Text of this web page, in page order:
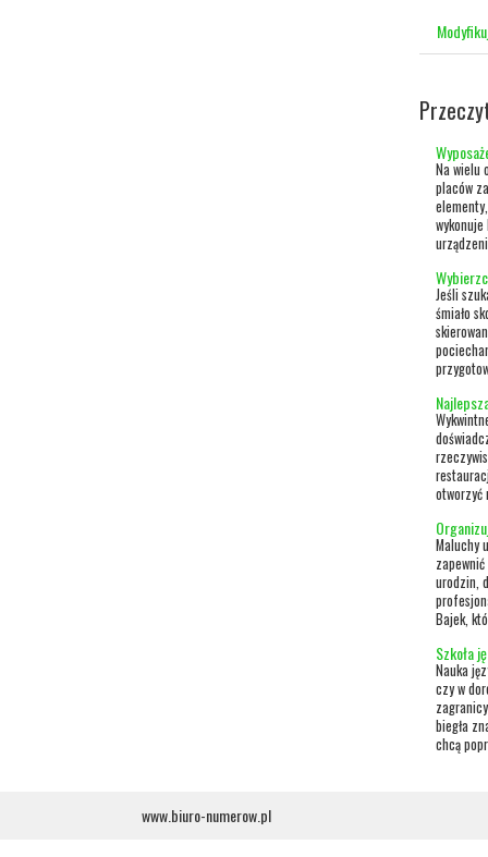
Na wielu
placów
Jeśli
śmiało
otworzyć
Maluchy
urodzin,
Bajek,
Szkoła
Nauka
czy w
biegła
chcą
www.biuro-numerow.pl